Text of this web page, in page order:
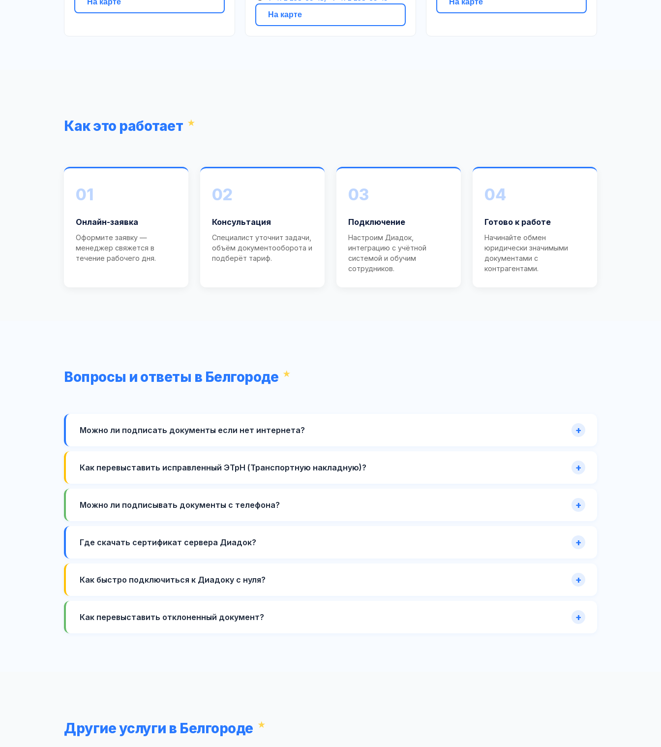
На карте
Как это работает
01
Онлайн-заявка
Оформите заявку —
менеджер свяжется в
течение рабочего дня.
02
Консультация
Специалист уточнит задачи,
объём документооборота и
подберёт тариф.
03
Подключение
Настроим Диадок,
интеграцию с учётной
системой и обучим
сотрудников.
04
Готово к работе
Начинайте обмен
юридически значимыми
документами с
контрагентами.
Вопросы и ответы в Белгороде
Можно ли подписать документы если нет интернета?
Как перевыставить исправленный ЭТрН (Транспортную накладную)?
Можно ли подписывать документы с телефона?
Где скачать сертификат сервера Диадок?
Как быстро подключиться к Диадоку с нуля?
Как перевыставить отклоненный документ?
Другие услуги в Белгороде